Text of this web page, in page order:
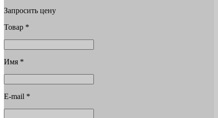
Запросить цену
Товар *
Имя *
E-mail *